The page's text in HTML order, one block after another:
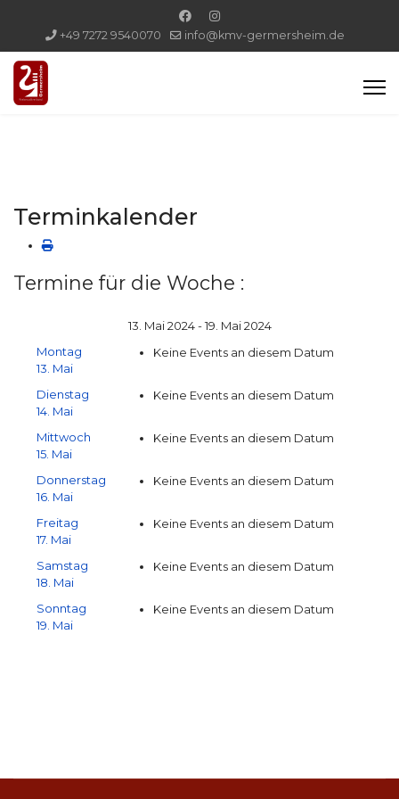
+49 7272 9540070 info@kmv-germersheim.de
Terminkalender
Termine für die Woche :
13. Mai 2024 - 19. Mai 2024
Montag
13. Mai
Keine Events an diesem Datum
Dienstag
14. Mai
Keine Events an diesem Datum
Mittwoch
15. Mai
Keine Events an diesem Datum
Donnerstag
16. Mai
Keine Events an diesem Datum
Freitag
17. Mai
Keine Events an diesem Datum
Samstag
18. Mai
Keine Events an diesem Datum
Sonntag
19. Mai
Keine Events an diesem Datum